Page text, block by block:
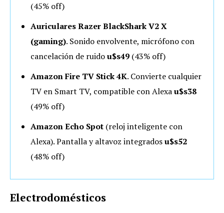
(45% off)
Auriculares Razer BlackShark V2 X
(gaming). Sonido envolvente, micrófono con
cancelación de ruidou$s49 (43% off)
Amazon Fire TV Stick 4K. Convierte cualquier
TV en Smart TV, compatible con Alexau$s38
(49% off)
Amazon Echo Spot (reloj inteligente con
Alexa). Pantalla y altavoz integradosu$s52
(48% off)
Electrodomésticos